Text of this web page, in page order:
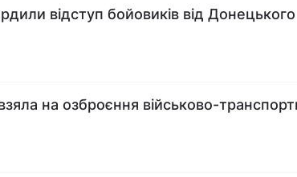
відступ бойовиків від Донецького
на озброєння військово-